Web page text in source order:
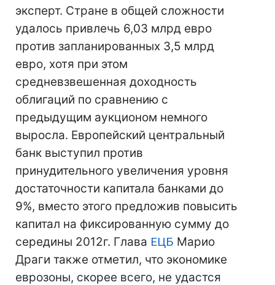
эксперт. Стране в общей сложности
удалось привлечь 6,03 млрд евро
против запланированных 3,5 млрд
евро, хотя при этом
средневзвешенная доходность
облигаций по сравнению с
предыдущим аукционом немного
выросла. Европейский центральный
банк выступил против
принудительного увеличения уровня
достаточности капитала банками до
9%, вместо этого предложив повысить
капитал на фиксированную сумму до
середины 2012г. Глава ЕЦБ Марио
Драги также отметил, что экономике
еврозоны, скорее всего, не удастся